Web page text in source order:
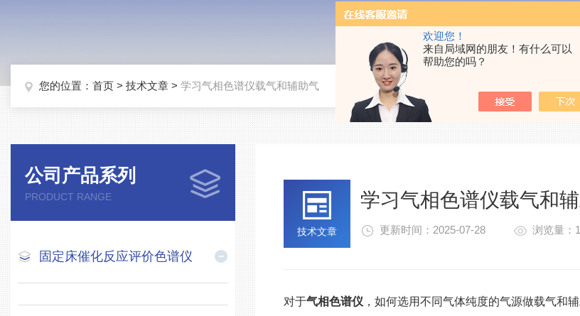
欢迎您！
来自局域网的朋友！有什么可以
帮助您的吗？
您的位置： 首页 > 技术文章 > 学习气相色谱仪载气和辅助气
公司产品系列
PRODUCT RANGE
固定床催化反应评价色谱仪
技术文章
学习气相色谱仪载气和
更新时间：2025-07-28 浏览量：
对于气相色谱仪 ，如何选用不同气体纯度的气源做载气和